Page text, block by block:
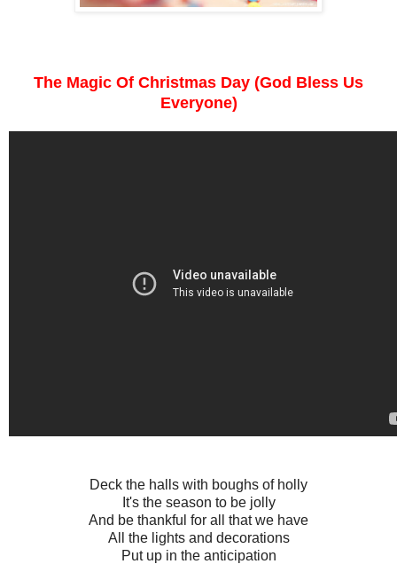
The Magic Of Christmas Day (God Bless Us
Everyone)
Deck the halls with boughs of holly
It's the season to be jolly
And be thankful for all that we have
All the lights and decorations
Put up in the anticipation